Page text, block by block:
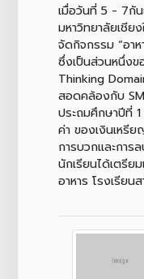
เมื่อวันที่ 5 - 7กั
มหาวิทยาลัยเชีย
จัดกิจกรรม “อาห
ซึ่งเป็นส่วนหนึ่ง
Thinking
สอดคล้องกับ
ประถมศึกษาปีที่ 1
ค่า ของเงินเหรี
การบวกและการ
นักเรียนได้เตรีย
อาหาร โรงเรียน